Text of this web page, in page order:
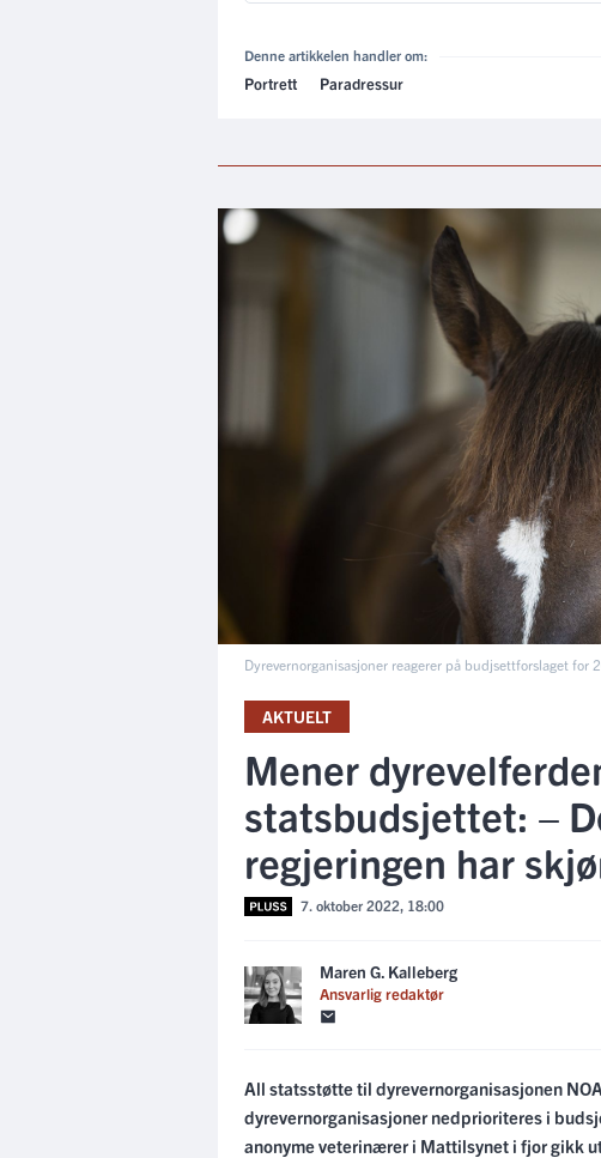
Denne artikkelen handler om:
Portrett Paradressur
Dyrevernorganisasjoner reagerer på budjsettforslaget
AKTUELT
Mener
statsbudsjettet: –
regjeringen har
7. oktober 2022, 18:00
Maren G. Kalleberg
Ansvarlig redaktør
All statsstøtte til dyrevernorganisasjonen
dyrevernorganisasjoner nedprioriteres i
anonyme veterinærer i Mattilsynet i fjor gikk